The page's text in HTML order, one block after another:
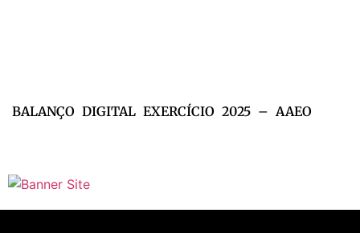
BALANÇO DIGITAL EXERCÍCIO 2025 – AAEO